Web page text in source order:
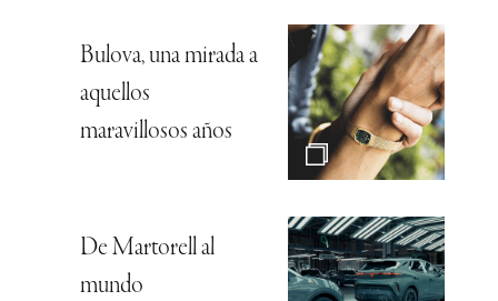
Bulova, una mirada a
aquellos
maravillosos años
De Martorell al
mundo